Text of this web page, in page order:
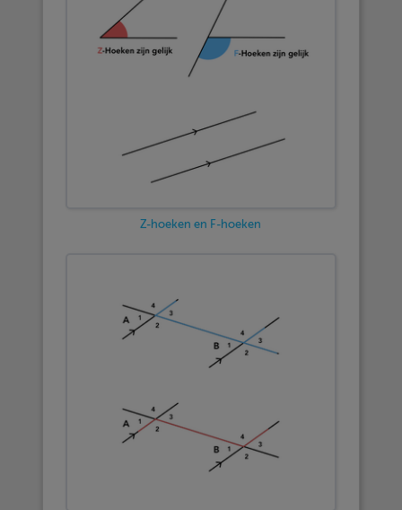
Z-hoeken en F-hoeken